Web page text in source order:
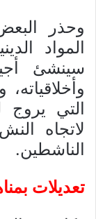
وحذر
المواد
سينشئ
وأخلاقياته،
التي
لاتجاه
الناشطين.
تعديلات